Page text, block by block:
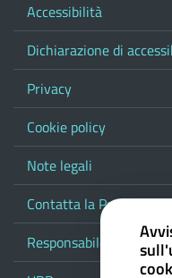
Accessibilità
Dichiarazione di
Privacy
Cookie policy
Note legali
Contatta la Provincia
Responsabile del